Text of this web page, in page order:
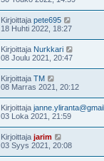
Kirjoittaja pete695
18 Huhti 2022, 18:27
Kirjoittaja Nurkkari
08 Joulu 2021, 20:47
Kirjoittaja TM
08 Marras 2021, 20:12
Kirjoittaja
03 Loka 2021, 21:59
Kirjoittaja jarim
03 Syys 2021, 20:08